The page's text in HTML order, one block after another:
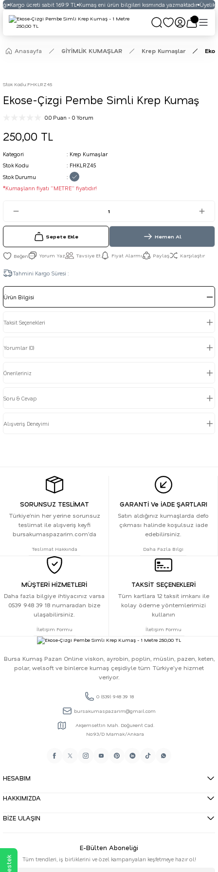
Kargo ücreti sabit 169.9 TL Kumaş eni ürün bilgileri kısmında yazmaktadır Üyelikli
Anasayfa GİYİMLİK KUMAŞLAR Krep Kumaşlar
Stok Kodu:FHKLRZ45
Ekose-Çizgi Pembe Simli Krep Kumaş
0.0 Puan - 0 Yorum
250,00 TL
Kategori
Krep Kumaşlar
Stok Kodu
FHKLRZ45
Stok Durumu
*Kumaşların fiyatı ''METRE'' fiyatıdır!
Sepete Ekle Hemen Al
Yorum Yaz Tavsiye Et Fiyat Alarmı Paylaş Karşılaştır
Tahmini Kargo Süresi :
Ürün Bilgisi
Taksit Seçenekleri
Yorumlar (0)
Önerileriniz
Soru & Cevap
Alışveriş Deneyimi
SORUNSUZ TESLİMAT
Türkiye’nin her yerine sorunsuz
teslimat ile alışveriş keyfi
bursakumaspazarim.com’da
Teslimat Hakkında
GARANTİ Ve İADE ŞARTLARI
Satın aldığınız kumaşlarda defo
çıkması halinde koşulsuz iade
edebilirsiniz.
Daha Fazla Bilgi
MÜŞTERİ HİZMETLERİ
Daha fazla bilgiye ihtiyacınız varsa
0539 948 39 18 numaradan bize
ulaşabilirsiniz.
İletişim Formu
TAKSİT SEÇENEKLERİ
Tüm kartlara 12 taksit imkanı ile
kolay ödeme yöntemlerimizi
kullanın
İletişim Formu
Bursa Kumaş Pazarı Online viskon, ayrobin, poplin, müslin, pazen, keten,
polar, welsoft ve binlerce kumaş çeşidiyle tüm Türkiye'ye hizmet
veriyor.
0 (539) 948 39 18
bursakumaspazarim@gmail.com
Akşemsettin Mah. Doğukent Cad.
No:93/D Mamak/Ankara
HESABIM
HAKKIMIZDA
BİZE ULAŞIN
E-Bülten Aboneliği
Tüm trendleri, iş birliklerini ve özel kampanyaları keşfetmeye hazır ol!